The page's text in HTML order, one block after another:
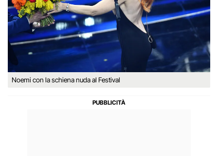
Noemi con la schiena nuda al Festival